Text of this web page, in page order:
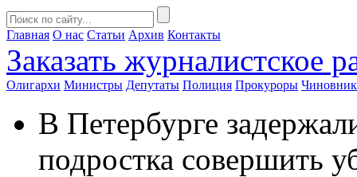
Главная О нас Статьи Архив Контакты
Заказать журналистское
Олигархи Министры Депутаты Полиция Прокуроры
В Петербурге
подростка совершить